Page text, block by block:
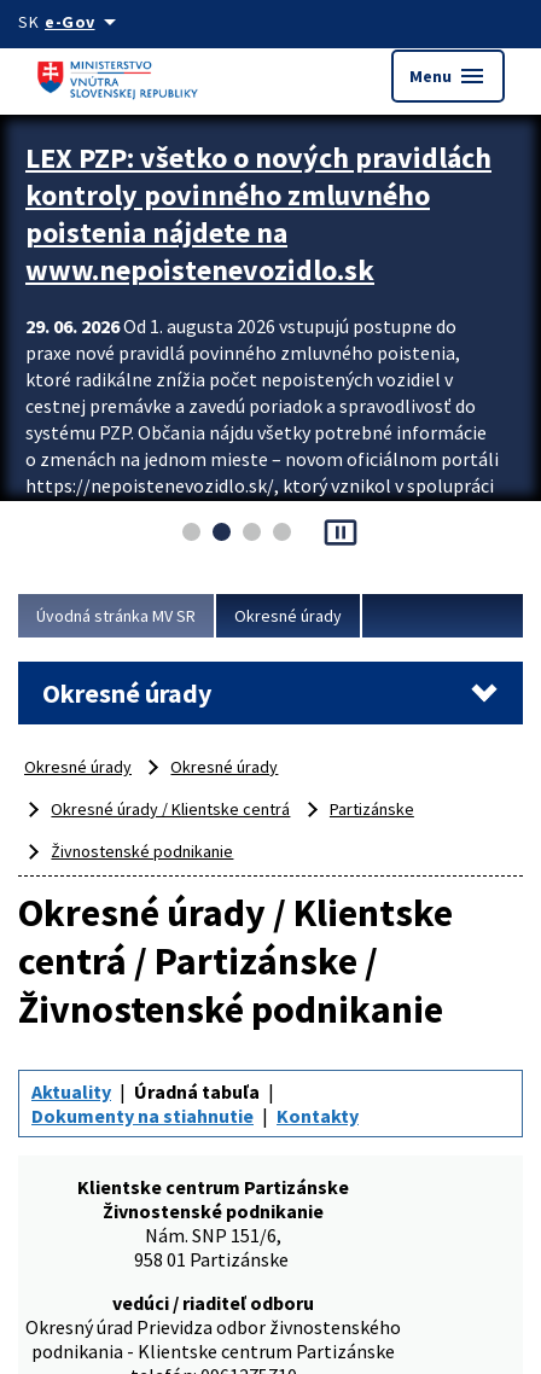
Preskocit na hlavný obsah
SK e-Govarrow_drop_down
Menu menu
Zastavit automatický posun upútavok
LEX PZP: všetko o nových pravidlách
kontroly povinného zmluvného
poistenia nájdete na
www.nepoistenevozidlo.sk
29. 06. 2026Od 1. augusta 2026 vstupujú postupne do
praxe nové pravidlá povinného zmluvného poistenia,
ktoré radikálne znížia počet nepoistených vozidiel v
cestnej premávke a zavedú poriadok a spravodlivosť do
systému PZP. Občania nájdu všetky potrebné informácie
o zmenách na jednom mieste – novom oficiálnom portáli
https://nepoistenevozidlo.sk/, ktorý vznikol v spolupráci
asociácie poisťovní (SLASPO) a Ministerstva vnútra SR.
Viac
pause_presentation
Úvodná stránka MV SR Okresné úrady
Okresné úrady
Okresné úrady
Okresné úrady
Okresné úrady / Klientske centrá
Partizánske
Živnostenské podnikanie
Okresné úrady / Klientske
centrá / Partizánske /
Živnostenské podnikanie
Aktuality
Úradná tabuľa
Dokumenty na stiahnutie
Kontakty
Klientske centrum Partizánske
Živnostenské podnikanie
Nám. SNP 151/6,
958 01 Partizánske
vedúci / riaditeľ odboru
Okresný úrad Prievidza odbor živnostenského
podnikania - Klientske centrum Partizánske